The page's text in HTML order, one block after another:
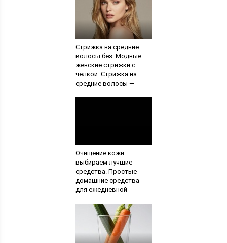
Стрижка на средние
волосы без. Модные
женские стрижки с
челкой. Стрижка на
средние волосы —
Очищение кожи:
выбираем лучшие
средства. Простые
домашние средства
для ежедневной